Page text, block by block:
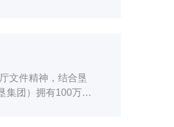
文件精神，结合垦
集团）拥有100万亩